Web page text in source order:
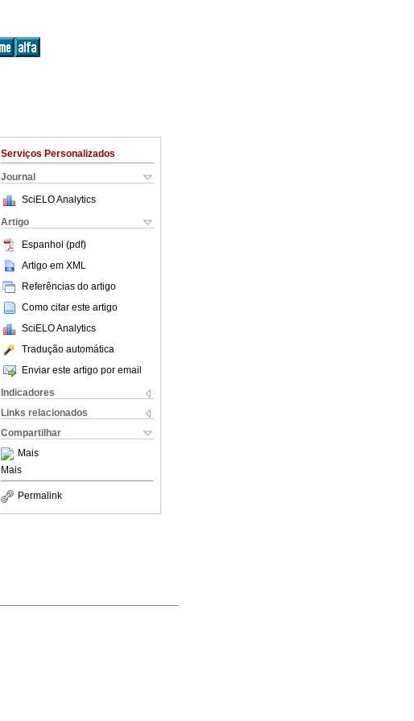
Serviços Personalizados
Journal
SciELO Analytics
Artigo
Espanhol (pdf)
Artigo em XML
Referências do artigo
Como citar este artigo
SciELO Analytics
Tradução automática
Enviar este artigo por email
Indicadores
Links relacionados
Compartilhar
Mais
Mais
Permalink